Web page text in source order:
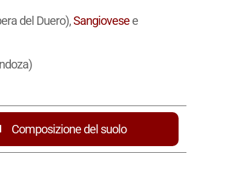
del Duero),Sangiovese e
Composizione del suolo